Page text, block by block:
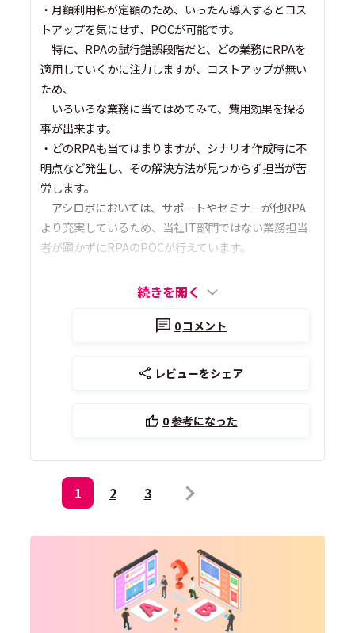
・月額利用料が定額のため、いったん導入するとコス
トアップを気にせず、POCが可能です。
特に、RPAの試行錯誤段階だと、どの業務にRPAを
適用していくかに注力しますが、コストアップが無い
ため、
いろいろな業務に当てはめてみて、費用効果を探る
事が出来ます。
・どのRPAも当てはまりますが、シナリオ作成時に不
明点など発生し、その解決方法が見つからず担当が苦
労します。
アシロボにおいては、サポートやセミナーが他RPA
より充実しているため、当社IT部門ではない業務担当
者が躓かずにRPAのPOCが行えています。
続きを開く
0コメント
レビューをシェア
0参考になった
1 2 3